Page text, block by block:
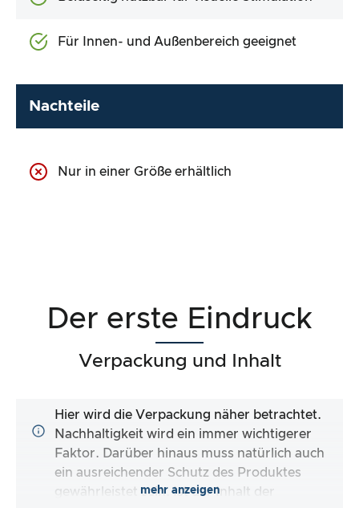
Für Innen- und Außenbereich geeignet
Nachteile
Nur in einer Größe erhältlich
Der erste Eindruck
Verpackung und Inhalt
Hier wird die Verpackung näher betrachtet.
Nachhaltigkeit wird ein immer wichtigerer
Faktor. Darüber hinaus muss natürlich auch
ein ausreichender Schutz des Produktes
gewährleistet sein. Ist der Inhalt der
mehr anzeigen